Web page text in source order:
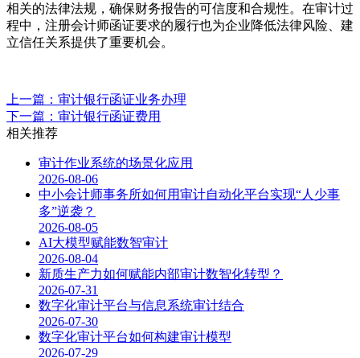
相关的法律法规，确保财务报告的可信度和合规性。在审计过
程中，注册会计师函证要求的履行也为企业降低法律风险、建
立信任关系提供了重要机会。
上一篇：审计银行函证业务办理
下一篇：审计银行函证费用
相关推荐
审计作业系统的场景化应用
2026-08-06
中小会计师事务所如何用审计自动化平台实现“人少事
多”逆袭？
2026-08-05
AI大模型赋能数智审计
2026-08-04
新质生产力如何赋能内部审计数智化转型？
2026-07-31
数字化审计平台与信息系统审计结合
2026-07-30
数字化审计平台如何构建审计模型
2026-07-29